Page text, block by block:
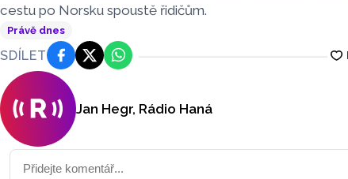
cestu po Norsku spoustě řidičům.
Právě dnes
SDÍLET FacebookPlatforma X
WhatsApp
Jan Hegr, Rádio Haná